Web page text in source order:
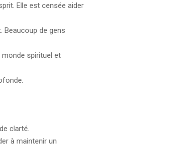
Elle est censée aider
Beaucoup de gens
spirituel et
clarté.
à maintenir un